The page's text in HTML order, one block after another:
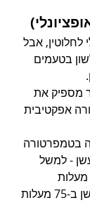
לחלוטין, אבל
בטעמים
מספיק את
אפקטיבית
בטמפרטורה
- למשל
בדייבי קרוקט עישנתי ב-66 מעלות
ובטרייגר רנג'ר אני נוהג לעשן ב-75 מעלות